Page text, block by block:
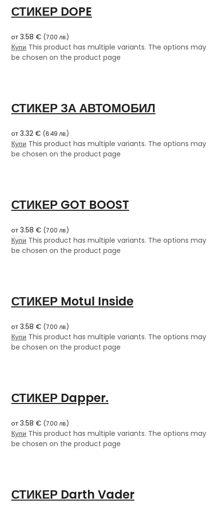
СТИКЕР DOPE
от3.58 € (7.00 лв.)
Купи This product has multiple variants. The options may
be chosen on the product page
СТИКЕР ЗА АВТОМОБИЛ
от3.32 € (6.49 лв.)
Купи This product has multiple variants. The options may
be chosen on the product page
СТИКЕР GOT BOOST
от3.58 € (7.00 лв.)
Купи This product has multiple variants. The options may
be chosen on the product page
СТИКЕР Motul Inside
от3.58 € (7.00 лв.)
Купи This product has multiple variants. The options may
be chosen on the product page
СТИКЕР Dapper.
от3.58 € (7.00 лв.)
Купи This product has multiple variants. The options may
be chosen on the product page
СТИКЕР Darth Vader